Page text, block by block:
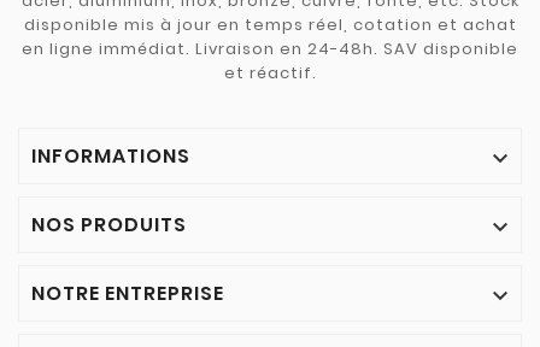
disponible mis à jour en temps réel, cotation et achat
en ligne immédiat. Livraison en 24-48h. SAV disponible
et réactif.
INFORMATIONS 
NOS PRODUITS 
NOTRE ENTREPRISE 